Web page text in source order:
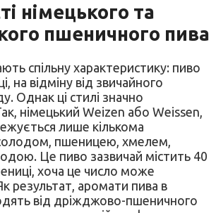
німецького та
пшеничного пива
спільну характеристику: пиво
на відміну від звичайного
Однак ці стилі значно
німецький Weizen або Weissen,
лише кількома
солодом, пшеницею, хмелем,
Це пиво зазвичай містить 40
хоча це число може
результат, аромати пива в
від дріжджово-пшеничного